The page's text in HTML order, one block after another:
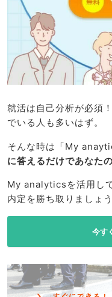
就活は自己分析が必須
でいる人も多いはず。
そんな時は「My
に答えるだけであなた
My analyticsを活用し
内定を勝ち取りましょう
今す